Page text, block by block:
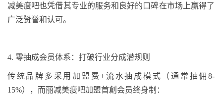
减美瘦吧也凭借其专业的服务和良好的口碑在市场上赢得了
广泛赞誉和认可。
4. 零抽成会员体系：打破行业分成潜规则
传统品牌多采用加盟费+流水抽成模式（通常抽佣8-
15%），而丽减美瘦吧加盟首創 会员终身制：